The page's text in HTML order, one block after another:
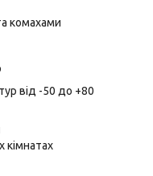
комахами
від -50 до +80
кімнатах